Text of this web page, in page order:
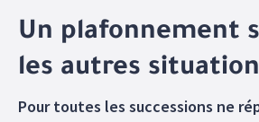
Un plafonnement
les autres
Pour toutes les successions ne